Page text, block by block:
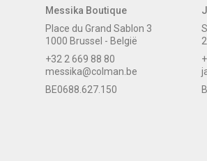
Messika Boutique
Place du Grand Sablon 3
1000 Brussel - België
+32 2 669 88 80
messika@colman.be
BE0688.627.150